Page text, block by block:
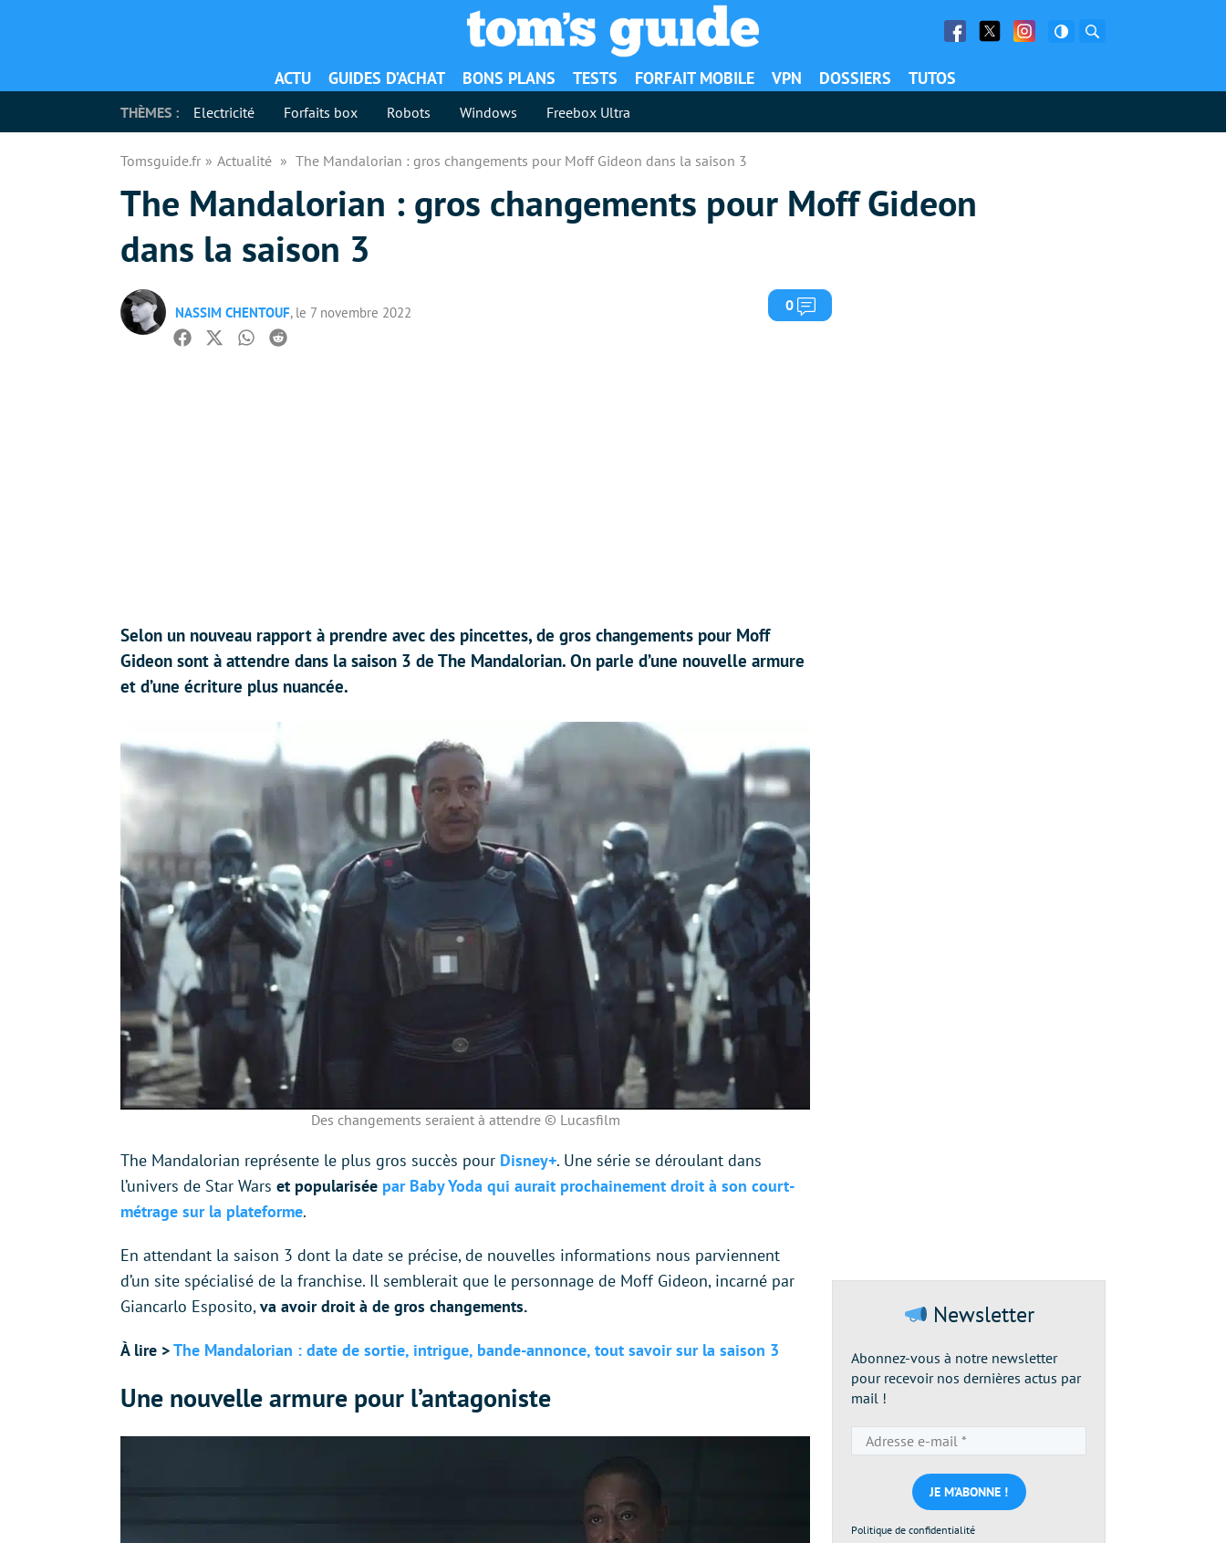
Facebook
Twitter Facebook
ACTU GUIDES D’ACHAT BONS PLANS TESTS FORFAIT MOBILE VPN DOSSIERS TUTOS
THÈMES : Electricité Forfaits box Robots Windows Freebox Ultra
Tomsguide.fr Actualité The Mandalorian : gros changements pour Moff Gideon dans la saison 3
The Mandalorian : gros changements pour Moff Gideon
dans la saison 3
NASSIM CHENTOUF, le 7 novembre 2022 0 Commentaires
Facebook
TwitterWhatsapp
Reddit
Selon un nouveau rapport à prendre avec des pincettes, de gros changements pour Moff
Gideon sont à attendre dans la saison 3 de The Mandalorian. On parle d’une nouvelle armure
et d’une écriture plus nuancée.
Des changements seraient à attendre © Lucasfilm
The Mandalorian représente le plus gros succès pour Disney+. Une série se déroulant dans
l’univers de Star Wars et popularisée par Baby Yoda qui aurait prochainement droit à son court-
métrage sur la plateforme.
En attendant la saison 3 dont la date se précise, de nouvelles informations nous parviennent
d’un site spécialisé de la franchise. Il semblerait que le personnage de Moff Gideon, incarné par
Giancarlo Esposito,va avoir droit à de gros changements.
À lire >The Mandalorian : date de sortie, intrigue, bande-annonce, tout savoir sur la saison 3
Une nouvelle armure pour l’antagoniste
Newsletter
Abonnez-vous à notre newsletter
pour recevoir nos dernières actus par
mail !
e-
mail
*
Politique de confidentialité